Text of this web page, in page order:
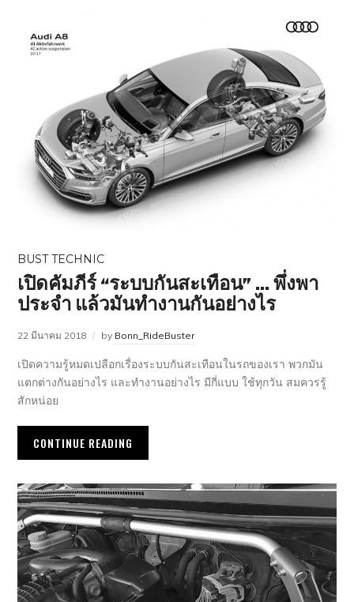
BUST TECHNIC
เปิดคัมภีร์ “ระบบกันสะเทือน” … พึ่งพา
ประจำ แล้วมันทำงานกันอย่างไร
22 มีนาคม 2018 by Bonn_RideBuster
เปิดความรู้หมดเปลือกเรื่องระบบกันสะเทือนในรถของเรา พวกมัน
แตกต่างกันอย่างไร และทำงานอย่างไร มีกี่แบบ ใช้ทุกวัน สมควรรู้
สักหน่อย
CONTINUE READING